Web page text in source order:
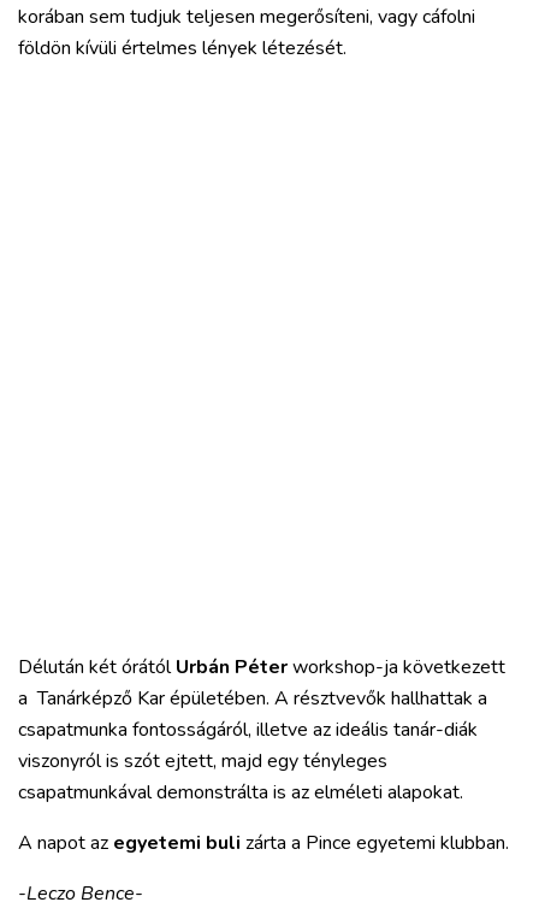
korában sem tudjuk teljesen megerősíteni, vagy cáfolni
földön kívüli értelmes lények létezését.
Délután két órátólUrbán Péterworkshop-ja következett
a Tanárképző Kar épületében. A résztvevők hallhattak a
csapatmunka fontosságáról, illetve az ideális tanár-diák
viszonyról is szót ejtett, majd egy tényleges
csapatmunkával demonstrálta is az elméleti alapokat.
A napot az egyetemi buli zárta a Pince egyetemi klubban.
-Leczo Bence-